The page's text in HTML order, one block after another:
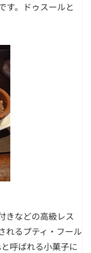
す。ドゥスールと
きなどの高級レス
れるプティ・フール
呼ばれる小菓子に